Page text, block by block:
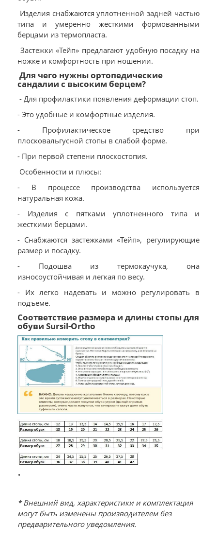
Изделия снабжаются уплотненной задней частью
типа и умеренно жесткими формованными
берцами из термопласта.
Застежки «Тейп» предлагают удобную посадку на
ножке и комфортность при ношении.
Для чего нужны ортопедические
сандалии с высоким берцем?
- Для профилактики появления деформации стоп.
- Это удобные и комфортные изделия.
- Профилактическое средство при
плосковальгусной стопы в слабой форме.
- При первой степени плоскостопия.
Особенности и плюсы:
- В процессе производства используется
натуральная кожа.
- Изделия с пятками уплотненного типа и
жесткими берцами.
- Снабжаются застежками «Тейп», регулирующие
размер и посадку.
- Подошва из термокаучука, она
износоустойчивая и легкая по весу.
- Их легко надевать и можно регулировать в
подъеме.
Соответствие размера и длины стопы для
обуви Sursil-Ortho
"
* Внешний вид, характеристики и комплектация
могут быть изменены производителем без
предварительного уведомления.